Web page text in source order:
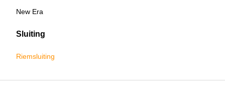
New Era
Sluiting
Riemsluiting